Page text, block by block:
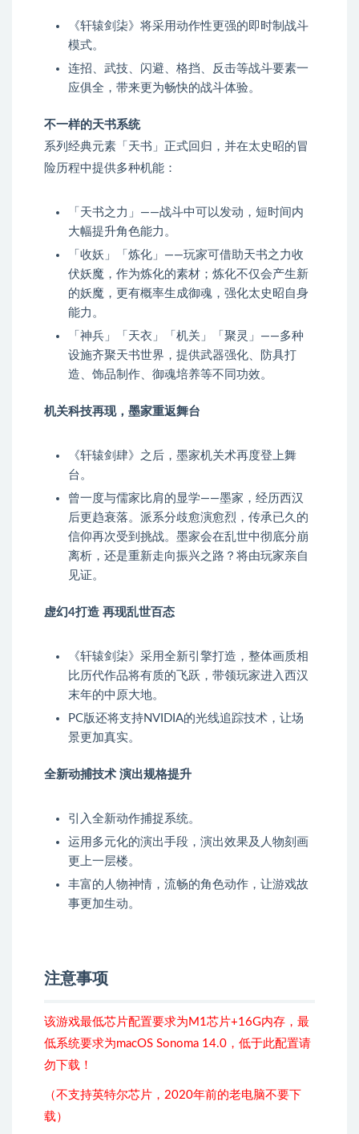
《轩辕剑柒》将采用动作性更强的即时制战斗
模式。
连招、武技、闪避、格挡、反击等战斗要素一
应俱全，带来更为畅快的战斗体验。
不一样的天书系统
系列经典元素「天书」正式回归，并在太史昭的冒
险历程中提供多种机能：
「天书之力」——战斗中可以发动，短时间内
大幅提升角色能力。
「收妖」「炼化」——玩家可借助天书之力收
伏妖魔，作为炼化的素材；炼化不仅会产生新
的妖魔，更有概率生成御魂，强化太史昭自身
能力。
「神兵」「天衣」「机关」「聚灵」——多种
设施齐聚天书世界，提供武器强化、防具打
造、饰品制作、御魂培养等不同功效。
机关科技再现，墨家重返舞台
《轩辕剑肆》之后，墨家机关术再度登上舞
台。
曾一度与儒家比肩的显学——墨家，经历西汉
后更趋衰落。派系分歧愈演愈烈，传承已久的
信仰再次受到挑战。墨家会在乱世中彻底分崩
离析，还是重新走向振兴之路？将由玩家亲自
见证。
虚幻4打造 再现乱世百态
《轩辕剑柒》采用全新引擎打造，整体画质相
比历代作品将有质的飞跃，带领玩家进入西汉
末年的中原大地。
PC版还将支持NVIDIA的光线追踪技术，让场
景更加真实。
全新动捕技术 演出规格提升
引入全新动作捕捉系统。
运用多元化的演出手段，演出效果及人物刻画
更上一层楼。
丰富的人物神情，流畅的角色动作，让游戏故
事更加生动。
注意事项
该游戏最低芯片配置要求为M1芯片+16G内存，最
低系统要求为macOS Sonoma 14.0，低于此配置请
勿下载！
（不支持英特尔芯片，2020年前的老电脑不要下
载）